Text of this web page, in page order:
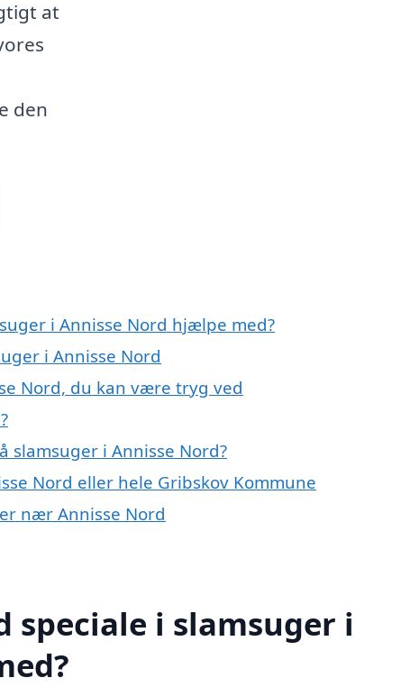
at
den
i Annisse Nord hjælpe med?
i Annisse Nord
Nord, du kan være tryg ved
slamsuger i Annisse Nord?
Nord eller hele Gribskov Kommune
nær Annisse Nord
speciale i slamsuger i